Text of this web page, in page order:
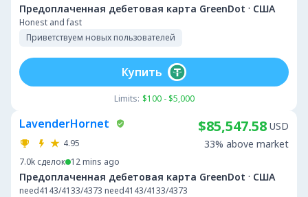
Предоплаченная дебетовая карта GreenDot · США
Honest and fast
Приветствуем новых пользователей
Limits: $100 - $5,000
Купить
LavenderHornet
4.95
7.0k сделок 12 mins ago
Предоплаченная дебетовая карта GreenDot · США
need4143/4133/4373 need4143/4133/4373
$85,547.58 USD
33% above market